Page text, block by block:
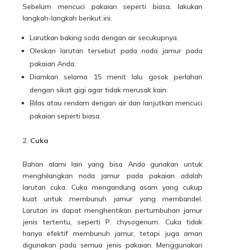
Sebelum mencuci pakaian seperti biasa, lakukan
langkah-langkah berikut ini.
Larutkan baking soda dengan air secukupnya.
Oleskan larutan tersebut pada noda jamur pada
pakaian Anda.
Diamkan selama 15 menit lalu gosok perlahan
dengan sikat gigi agar tidak merusak kain.
Bilas atau rendam dengan air dan lanjutkan mencuci
pakaian seperti biasa.
Cuka
Bahan alami lain yang bisa Anda gunakan untuk
menghilangkan noda jamur pada pakaian adalah
larutan cuka. Cuka mengandung asam yang cukup
kuat untuk membunuh jamur yang membandel.
Larutan ini dapat menghentikan pertumbuhan jamur
jenis tertentu, seperti P. chysogenum.
Cuka tidak
hanya efektif membunuh jamur, tetapi juga aman
digunakan pada semua jenis pakaian. Menggunakan